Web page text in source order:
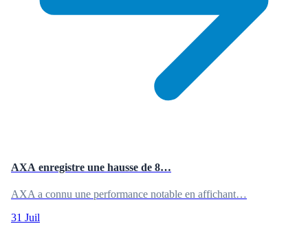
AXA enregistre une hausse de 8…
AXA a connu une performance notable en affichant…
31 Juil